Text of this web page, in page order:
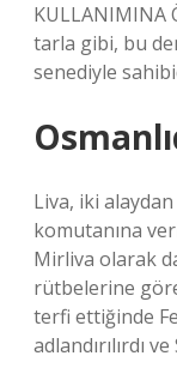
KULLANIMINA
tarla gibi, bu
senediyle
Liva, iki
komutanına
Mirliva olarak
rütbelerine
terfi ettiğinde
adlandırılırdı